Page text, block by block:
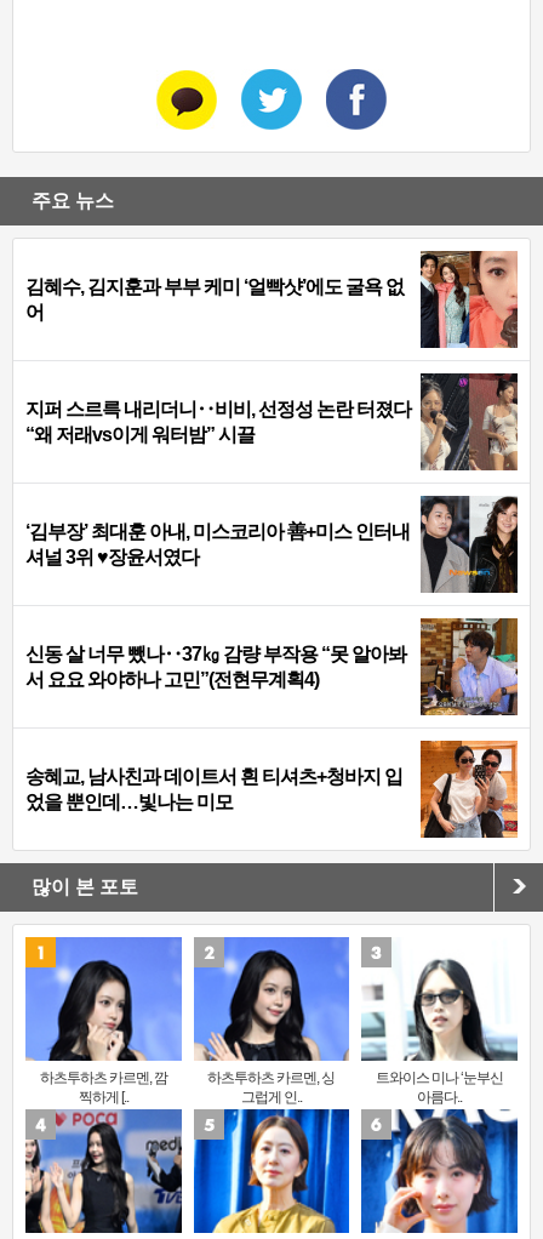
주요 뉴스
김혜수, 김지훈과 부부 케미 ‘얼빡샷’에도 굴욕 없
어
지퍼 스르륵 내리더니‥비비, 선정성 논란 터졌다
“왜 저래vs이게 워터밤” 시끌
‘김부장’ 최대훈 아내, 미스코리아 善+미스 인터내
셔널 3위 ♥장윤서였다
신동 살 너무 뺐나‥37㎏ 감량 부작용 “못 알아봐
서 요요 와야하나 고민”(전현무계획4)
송혜교, 남사친과 데이트서 흰 티셔츠+청바지 입
었을 뿐인데…빛나는 미모
많이 본 포토
하츠투하츠 카르멘, 깜
찍하게 [..
하츠투하츠 카르멘, 싱
그럽게 인..
트와이스 미나 ‘눈부신
아름다..